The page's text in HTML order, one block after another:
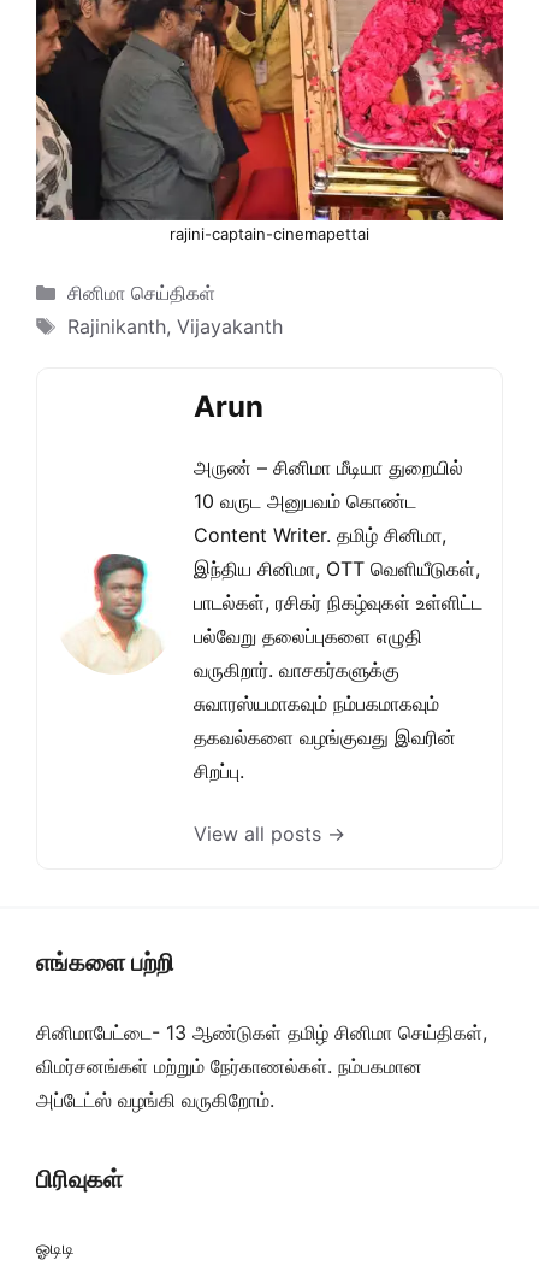
rajini-captain-cinemapettai
Categories
சினிமா செய்திகள்
Tags
Rajinikanth, Vijayakanth
Arun
அருண் – சினிமா மீடியா துறையில்
10 வருட அனுபவம் கொண்ட
Content Writer. தமிழ் சினிமா,
இந்திய சினிமா, OTT வெளியீடுகள்,
பாடல்கள், ரசிகர் நிகழ்வுகள் உள்ளிட்ட
பல்வேறு தலைப்புகளை எழுதி
வருகிறார். வாசகர்களுக்கு
சுவாரஸ்யமாகவும் நம்பகமாகவும்
தகவல்களை வழங்குவது இவரின்
சிறப்பு.
View all posts →
எங்களை பற்றி
சினிமாபேட்டை- 13 ஆண்டுகள் தமிழ் சினிமா செய்திகள்,
விமர்சனங்கள் மற்றும் நேர்காணல்கள். நம்பகமான
அப்டேட்ஸ் வழங்கி வருகிறோம்.
பிரிவுகள்
ஓடிடி